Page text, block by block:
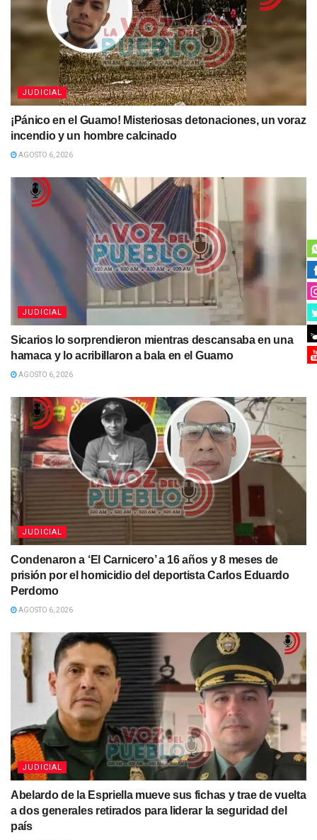
JUDICIAL
¡Pánico en el Guamo! Misteriosas detonaciones, un voraz
incendio y un hombre calcinado
AGOSTO 6, 2026
JUDICIAL
Sicarios lo sorprendieron mientras descansaba en una
hamaca y lo acribillaron a bala en el Guamo
AGOSTO 6, 2026
JUDICIAL
Condenaron a ‘El Carnicero’ a 16 años y 8 meses de
prisión por el homicidio del deportista Carlos Eduardo
Perdomo
AGOSTO 6, 2026
JUDICIAL
Abelardo de la Espriella mueve sus fichas y trae de vuelta
a dos generales retirados para liderar la seguridad del
país